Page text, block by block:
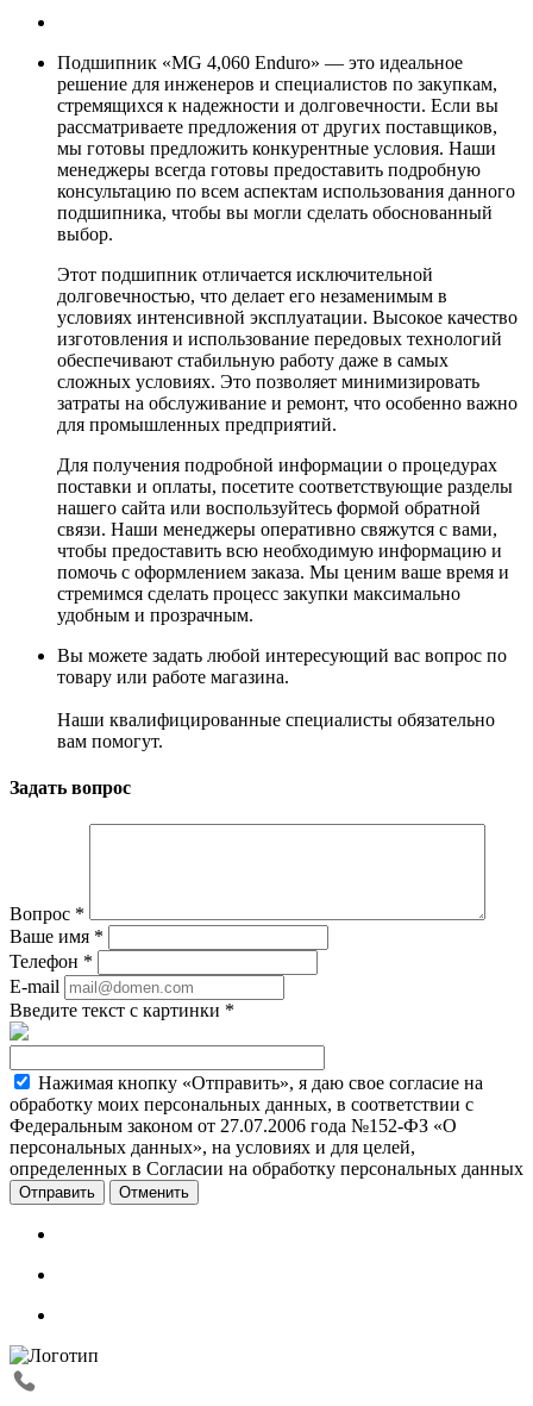
Подшипник «MG 4,060 Enduro» — это идеальное
решение для инженеров и специалистов по закупкам,
стремящихся к надежности и долговечности. Если вы
рассматриваете предложения от других поставщиков,
мы готовы предложить конкурентные условия. Наши
менеджеры всегда готовы предоставить подробную
консультацию по всем аспектам использования данного
подшипника, чтобы вы могли сделать обоснованный
выбор.
Этот подшипник отличается исключительной
долговечностью, что делает его незаменимым в
условиях интенсивной эксплуатации. Высокое качество
изготовления и использование передовых технологий
обеспечивают стабильную работу даже в самых
сложных условиях. Это позволяет минимизировать
затраты на обслуживание и ремонт, что особенно важно
для промышленных предприятий.
Для получения подробной информации о процедурах
поставки и оплаты, посетите соответствующие разделы
нашего сайта или воспользуйтесь формой обратной
связи. Наши менеджеры оперативно свяжутся с вами,
чтобы предоставить всю необходимую информацию и
помочь с оформлением заказа. Мы ценим ваше время и
стремимся сделать процесс закупки максимально
удобным и прозрачным.
Вы можете задать любой интересующий вас вопрос по
товару или работе магазина.
Наши квалифицированные специалисты обязательно
вам помогут.
Задать вопрос
Вопрос *
Ваше имя *
Телефон *
E-mail
Введите текст с картинки *
Нажимая кнопку «Отправить», я даю свое согласие на
обработку моих персональных данных, в соответствии с
Федеральным законом от 27.07.2006 года №152-ФЗ «О
персональных данных», на условиях и для целей,
определенных в Согласии на обработку персональных данных
Отменить